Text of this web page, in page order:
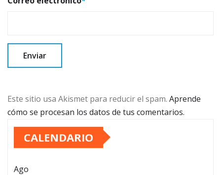
Este sitio usa Akismet para reducir el spam. Aprende
cómo se procesan los datos de tus comentarios.
CALENDARIO
Ago